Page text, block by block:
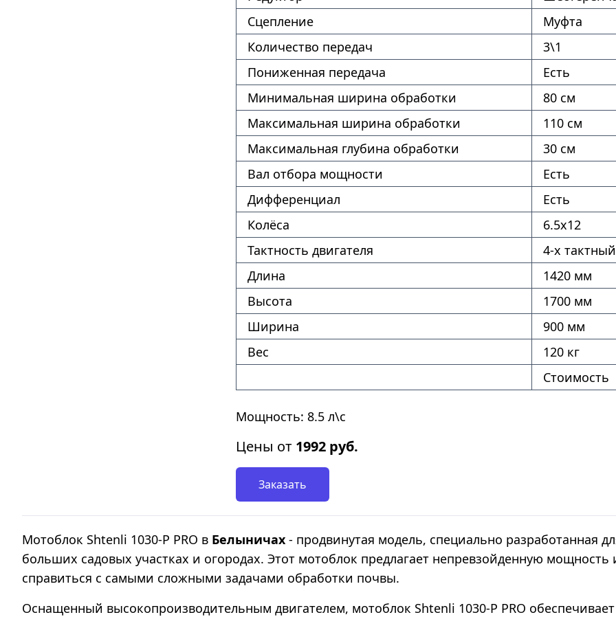
Сцепление
Муфта
Количество передач
3\1
Пониженная передача
Есть
Минимальная ширина обработки
80 см
Максимальная ширина обработки
110 см
Максимальная глубина обработки
30 см
Вал отбора мощности
Есть
Дифференциал
Есть
Колёса
6.5х12
Тактность двигателя
4-х тактный
Длина
1420 мм
Высота
1700 мм
Ширина
900 мм
Вес
120 кг
Стоимость
Мощность: 8.5 л\с
Цены от 1992 руб.
Заказать
Мотоблок Shtenli 1030-P PRO в Белыничах - продвинутая модель, специально разработанная
больших садовых участках и огородах. Этот мотоблок предлагает непревзойденную
справиться с самыми сложными задачами обработки почвы.
Оснащенный высокопроизводительным двигателем, мотоблок Shtenli 1030-P PRO